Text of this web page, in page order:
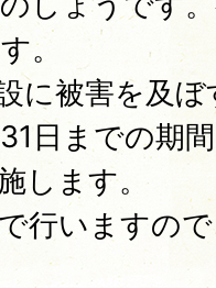
。
に被害を及
日までの期
します。
行いますの